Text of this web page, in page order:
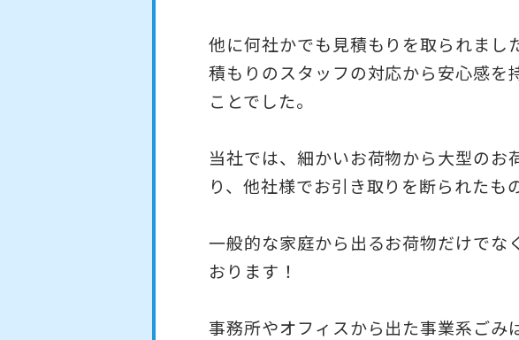
他に何社かでも見積もりを取られま
積もりのスタッフの対応から安心感を
ことでした。
当社では、細かいお荷物から大型のお
り、他社様でお引き取りを断られたも
一般的な家庭から出るお荷物だけでな
おります！
事務所やオフィスから出た事業系ごみ